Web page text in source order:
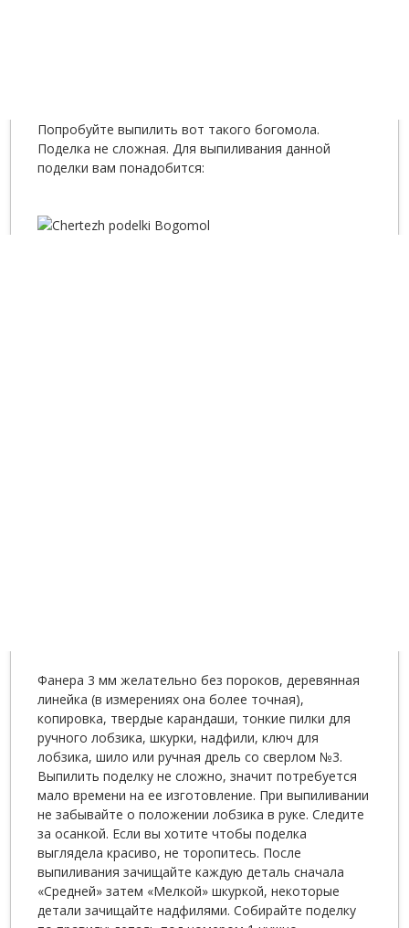
Попробуйте выпилить вот такого богомола.
Поделка не сложная. Для выпиливания данной
поделки вам понадобится:
Фанера 3 мм желательно без пороков, деревянная
линейка (в измерениях она более точная),
копировка, твердые карандаши, тонкие пилки для
ручного лобзика, шкурки, надфили, ключ для
лобзика, шило или ручная дрель со сверлом №3.
Выпилить поделку не сложно, значит потребуется
мало времени на ее изготовление. При выпиливании
не забывайте о положении лобзика в руке. Следите
за осанкой. Если вы хотите чтобы поделка
выглядела красиво, не торопитесь. После
выпиливания зачищайте каждую деталь сначала
«Средней» затем «Мелкой» шкуркой, некоторые
детали зачищайте надфилями. Собирайте поделку